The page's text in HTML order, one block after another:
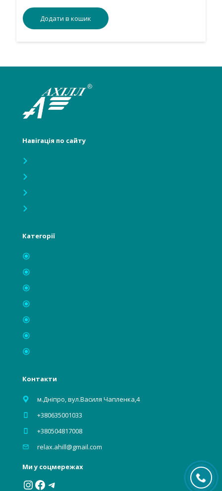
Додати в кошик
Навігація по сайту
Категорії
Контакти
м.Дніпро, вул.Василя Чапленка,4
+380635001033
+380504817008
relax.ahill@gmail.com
Ми у соцмережах
Instagram
Facebook
Telegram